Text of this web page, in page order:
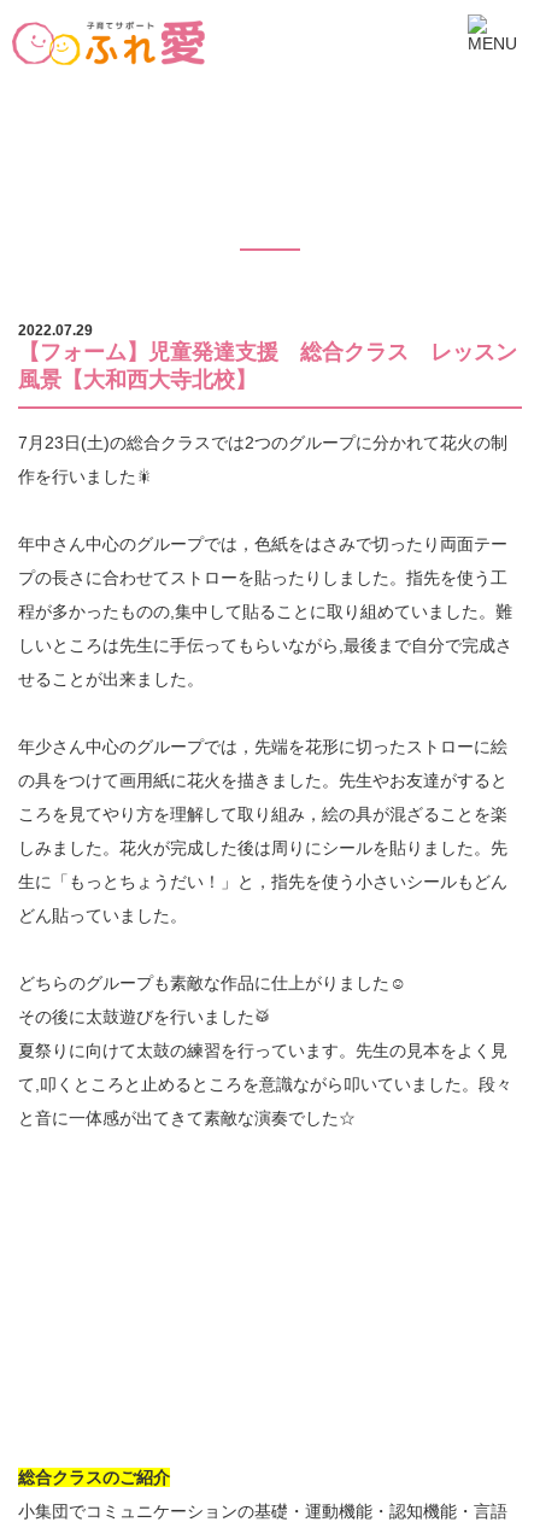
2022.07.29
【フォーム】児童発達支援 総合クラス レッスン
風景【大和西大寺北校】
7月23日(土)の総合クラスでは2つのグループに分かれて花火の制
作を行いました🎇
年中さん中心のグループでは，色紙をはさみで切ったり両面テー
プの長さに合わせてストローを貼ったりしました。指先を使う工
程が多かったものの,集中して貼ることに取り組めていました。難
しいところは先生に手伝ってもらいながら,最後まで自分で完成さ
せることが出来ました。
年少さん中心のグループでは，先端を花形に切ったストローに絵
の具をつけて画用紙に花火を描きました。先生やお友達がすると
ころを見てやり方を理解して取り組み，絵の具が混ざることを楽
しみました。花火が完成した後は周りにシールを貼りました。先
生に「もっとちょうだい！」と，指先を使う小さいシールもどん
どん貼っていました。
どちらのグループも素敵な作品に仕上がりました☺
その後に太鼓遊びを行いました🥁
夏祭りに向けて太鼓の練習を行っています。先生の見本をよく見
て,叩くところと止めるところを意識ながら叩いていました。段々
と音に一体感が出てきて素敵な演奏でした☆
総合クラスのご紹介
小集団でコミュニケーションの基礎・運動機能・認知機能・言語